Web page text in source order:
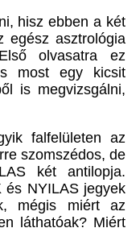
hisz ebben a két
egész asztrológia
olvasatra ez
most egy kicsit
is megvizsgálni,
falfelületen az
szomszédos, de
két antilopja.
és NYILAS jegyek
mégis miért az
láthatóak? Miért